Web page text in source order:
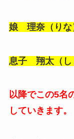
娘 理奈（り
息子 翔太（
以降でこの5名
していきます。